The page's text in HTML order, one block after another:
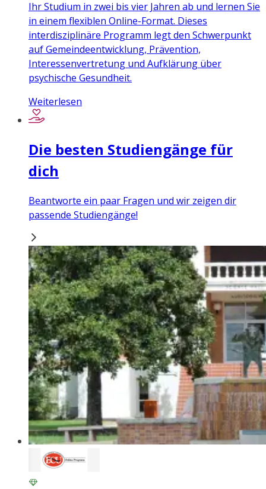
Ihr Studium in zwei bis vier Jahren ab und lernen Sie
in einem flexiblen Online-Format. Dieses
interdisziplinäre Programm legt den Schwerpunkt
auf Gemeindeentwicklung, Prävention,
Interessenvertretung und Aufklärung über
psychische Gesundheit.
Weiterlesen
Die besten Studiengänge für
dich
Beantworte ein paar Fragen und wir zeigen dir
passende Studiengänge!